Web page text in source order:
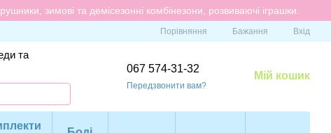
зимові та демісезонні комбінезони, розвиваючі іграшки.
Порівняння Бажання Вхід
та
067 574-31-32
Передзвонити вам?
Мій кошик